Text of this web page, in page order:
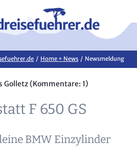
Home + News Newsmeldung
Golletz (Kommentare: 1)
F 650 GS
BMW Einzylinder